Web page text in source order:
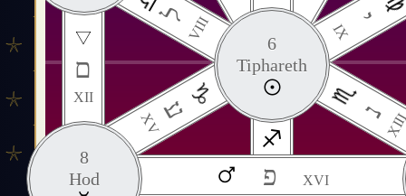
י
IX
ל
VIII
ם
XII
6
Tiphareth
נ ע
XV
8
Hod
פ XVI